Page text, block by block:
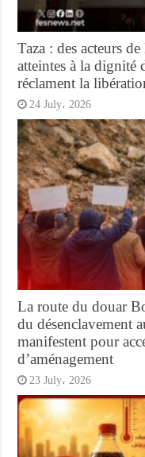
Taza : des acteurs
atteintes à la dignité
réclament la
24 July، 2026
La route du douar
du désenclavement
manifestent pour
d’aménagement
23 July، 2026